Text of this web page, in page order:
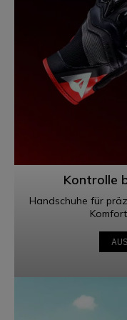
Kontrolle
Handschuhe für